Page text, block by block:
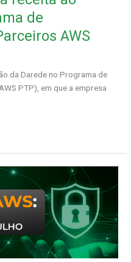
de
AWS
da Darede no Programa de
PTP), em que a empresa